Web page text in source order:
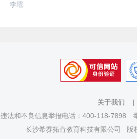
李瑶
关于我们
违法和不良信息举报电话：400-118-7898
长沙希赛拓肯教育科技有限公司
版